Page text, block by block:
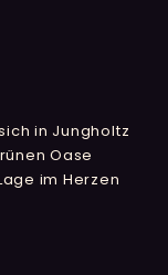
in Jungholtz
Oase
im Herzen